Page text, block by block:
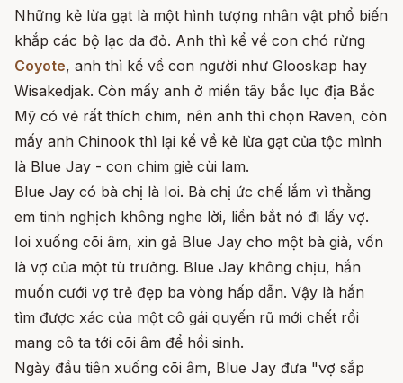
Những kẻ lừa gạt là một hình tượng nhân vật phổ biến
khắp các bộ lạc da đỏ. Anh thì kể về con chó rừng
Coyote, anh thì kể về con người như Glooskap hay
Wisakedjak. Còn mấy anh ở miền tây bắc lục địa Bắc
Mỹ có vẻ rất thích chim, nên anh thì chọn Raven, còn
mấy anh Chinook thì lại kể về kẻ lừa gạt của tộc mình
là Blue Jay - con chim giẻ cùi lam.
Blue Jay có bà chị là Ioi. Bà chị ức chế lắm vì thằng
em tinh nghịch không nghe lời, liền bắt nó đi lấy vợ.
Ioi xuống cõi âm, xin gả Blue Jay cho một bà già, vốn
là vợ của một tù trưởng. Blue Jay không chịu, hắn
muốn cưới vợ trẻ đẹp ba vòng hấp dẫn. Vậy là hắn
tìm được xác của một cô gái quyến rũ mới chết rồi
mang cô ta tới cõi âm để hồi sinh.
Ngày đầu tiên xuống cõi âm, Blue Jay đưa "vợ sắp